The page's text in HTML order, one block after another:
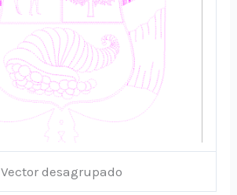
Vector desagrupado